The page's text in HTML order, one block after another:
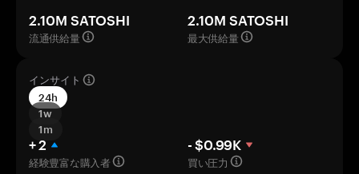
2.10M SATOSHI
流通供給量
2.10M SATOSHI
最大供給量
インサイト
24h
1w
1m
+ 2
経験豊富な購入者
- $0.99K
買い圧力